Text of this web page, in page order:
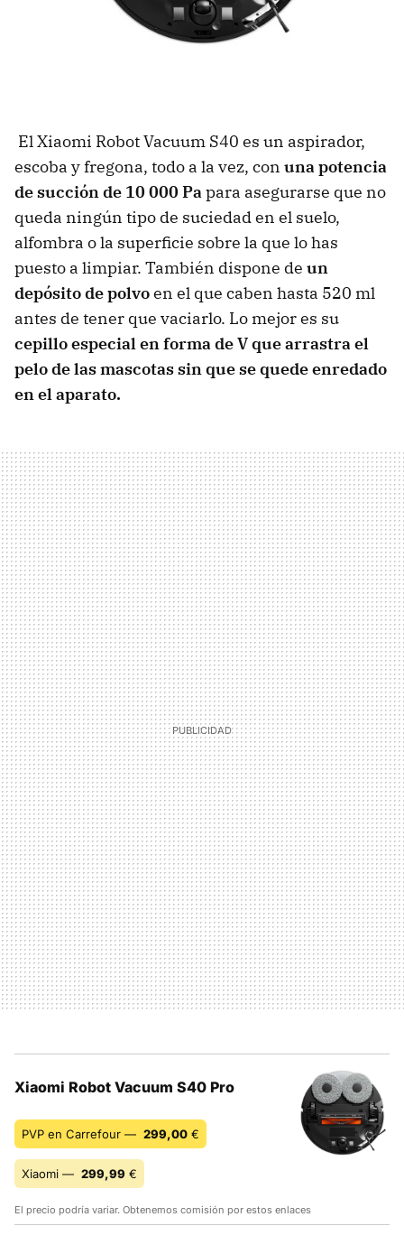
El Xiaomi Robot Vacuum S40 es un aspirador,
escoba y fregona, todo a la vez, con una potencia
de succión de 10 000 Papara asegurarse que no
queda ningún tipo de suciedad en el suelo,
alfombra o la superficie sobre la que lo has
puesto a limpiar. También dispone de un
depósito de polvoen el que caben hasta 520 ml
antes de tener que vaciarlo. Lo mejor es su
cepillo especialen forma de V que arrastra el
pelo de las mascotas sin que se quede enredado
en el aparato.
Xiaomi Robot Vacuum S40 Pro
PVP en Carrefour — 299,00 €
Xiaomi — 299,99 €
El precio podría variar. Obtenemos comisión por estos enlaces